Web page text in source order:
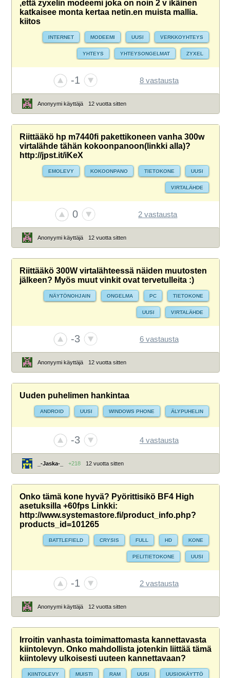
,että zyxelin modeemi joka on noin 2 v ikäinen
katkaisee monta kertaa netin.en muista mallia.
kiitos
INTERNET MODEEMI UUSI VERKKOYHTEYS
YHTEYS YHTEYSONGELMAT ZYXEL
-1 8 vastausta
Anonyymi käyttäjä 12 vuotta sitten
Riittääkö hp m7440fi pakettikoneen vanha 300w
virtalähde tähän kokoonpanoon(linkki alla)?
http://jpst.it/iKeX
EMOLEVY KOKOONPANO TIETOKONE UUSI
VIRTALÄHDE
0 2 vastausta
Anonyymi käyttäjä 12 vuotta sitten
Riittääkö 300W virtalähteessä näiden muutosten
jälkeen? Myös muut vinkit ovat tervetulleita :)
NÄYTÖNOHJAIN ONGELMA PC TIETOKONE
UUSI VIRTALÄHDE
-3 6 vastausta
Anonyymi käyttäjä 12 vuotta sitten
Uuden puhelimen hankintaa
ANDROID UUSI WINDOWS PHONE ÄLYPUHELIN
-3 4 vastausta
_-Jaska-_ +218 12 vuotta sitten
Onko tämä kone hyvä? Pyörittisikö BF4 High
asetuksilla +60fps Linkki:
http://www.systemastore.fi/product_info.php?
products_id=101265
BATTLEFIELD CRYSIS FULL HD KONE
PELITIETOKONE UUSI
-1 2 vastausta
Anonyymi käyttäjä 12 vuotta sitten
Irroitin vanhasta toimimattomasta kannettavasta
kiintolevyn. Onko mahdollista jotenkin liittää tämä
kiintolevy ulkoisesti uuteen kannettavaan?
KIINTOLEVY MUISTI RAM UUSI UUSIOKÄYTTÖ